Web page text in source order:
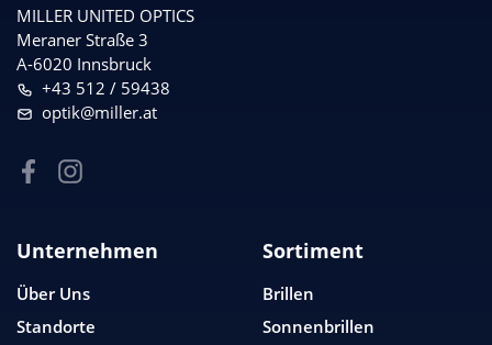
MILLER UNITED OPTICS
Meraner Straße 3
A-6020 Innsbruck
+43 512 / 59438
optik@miller.at
Unternehmen
Über Uns
Standorte
Sortiment
Brillen
Sonnenbrillen